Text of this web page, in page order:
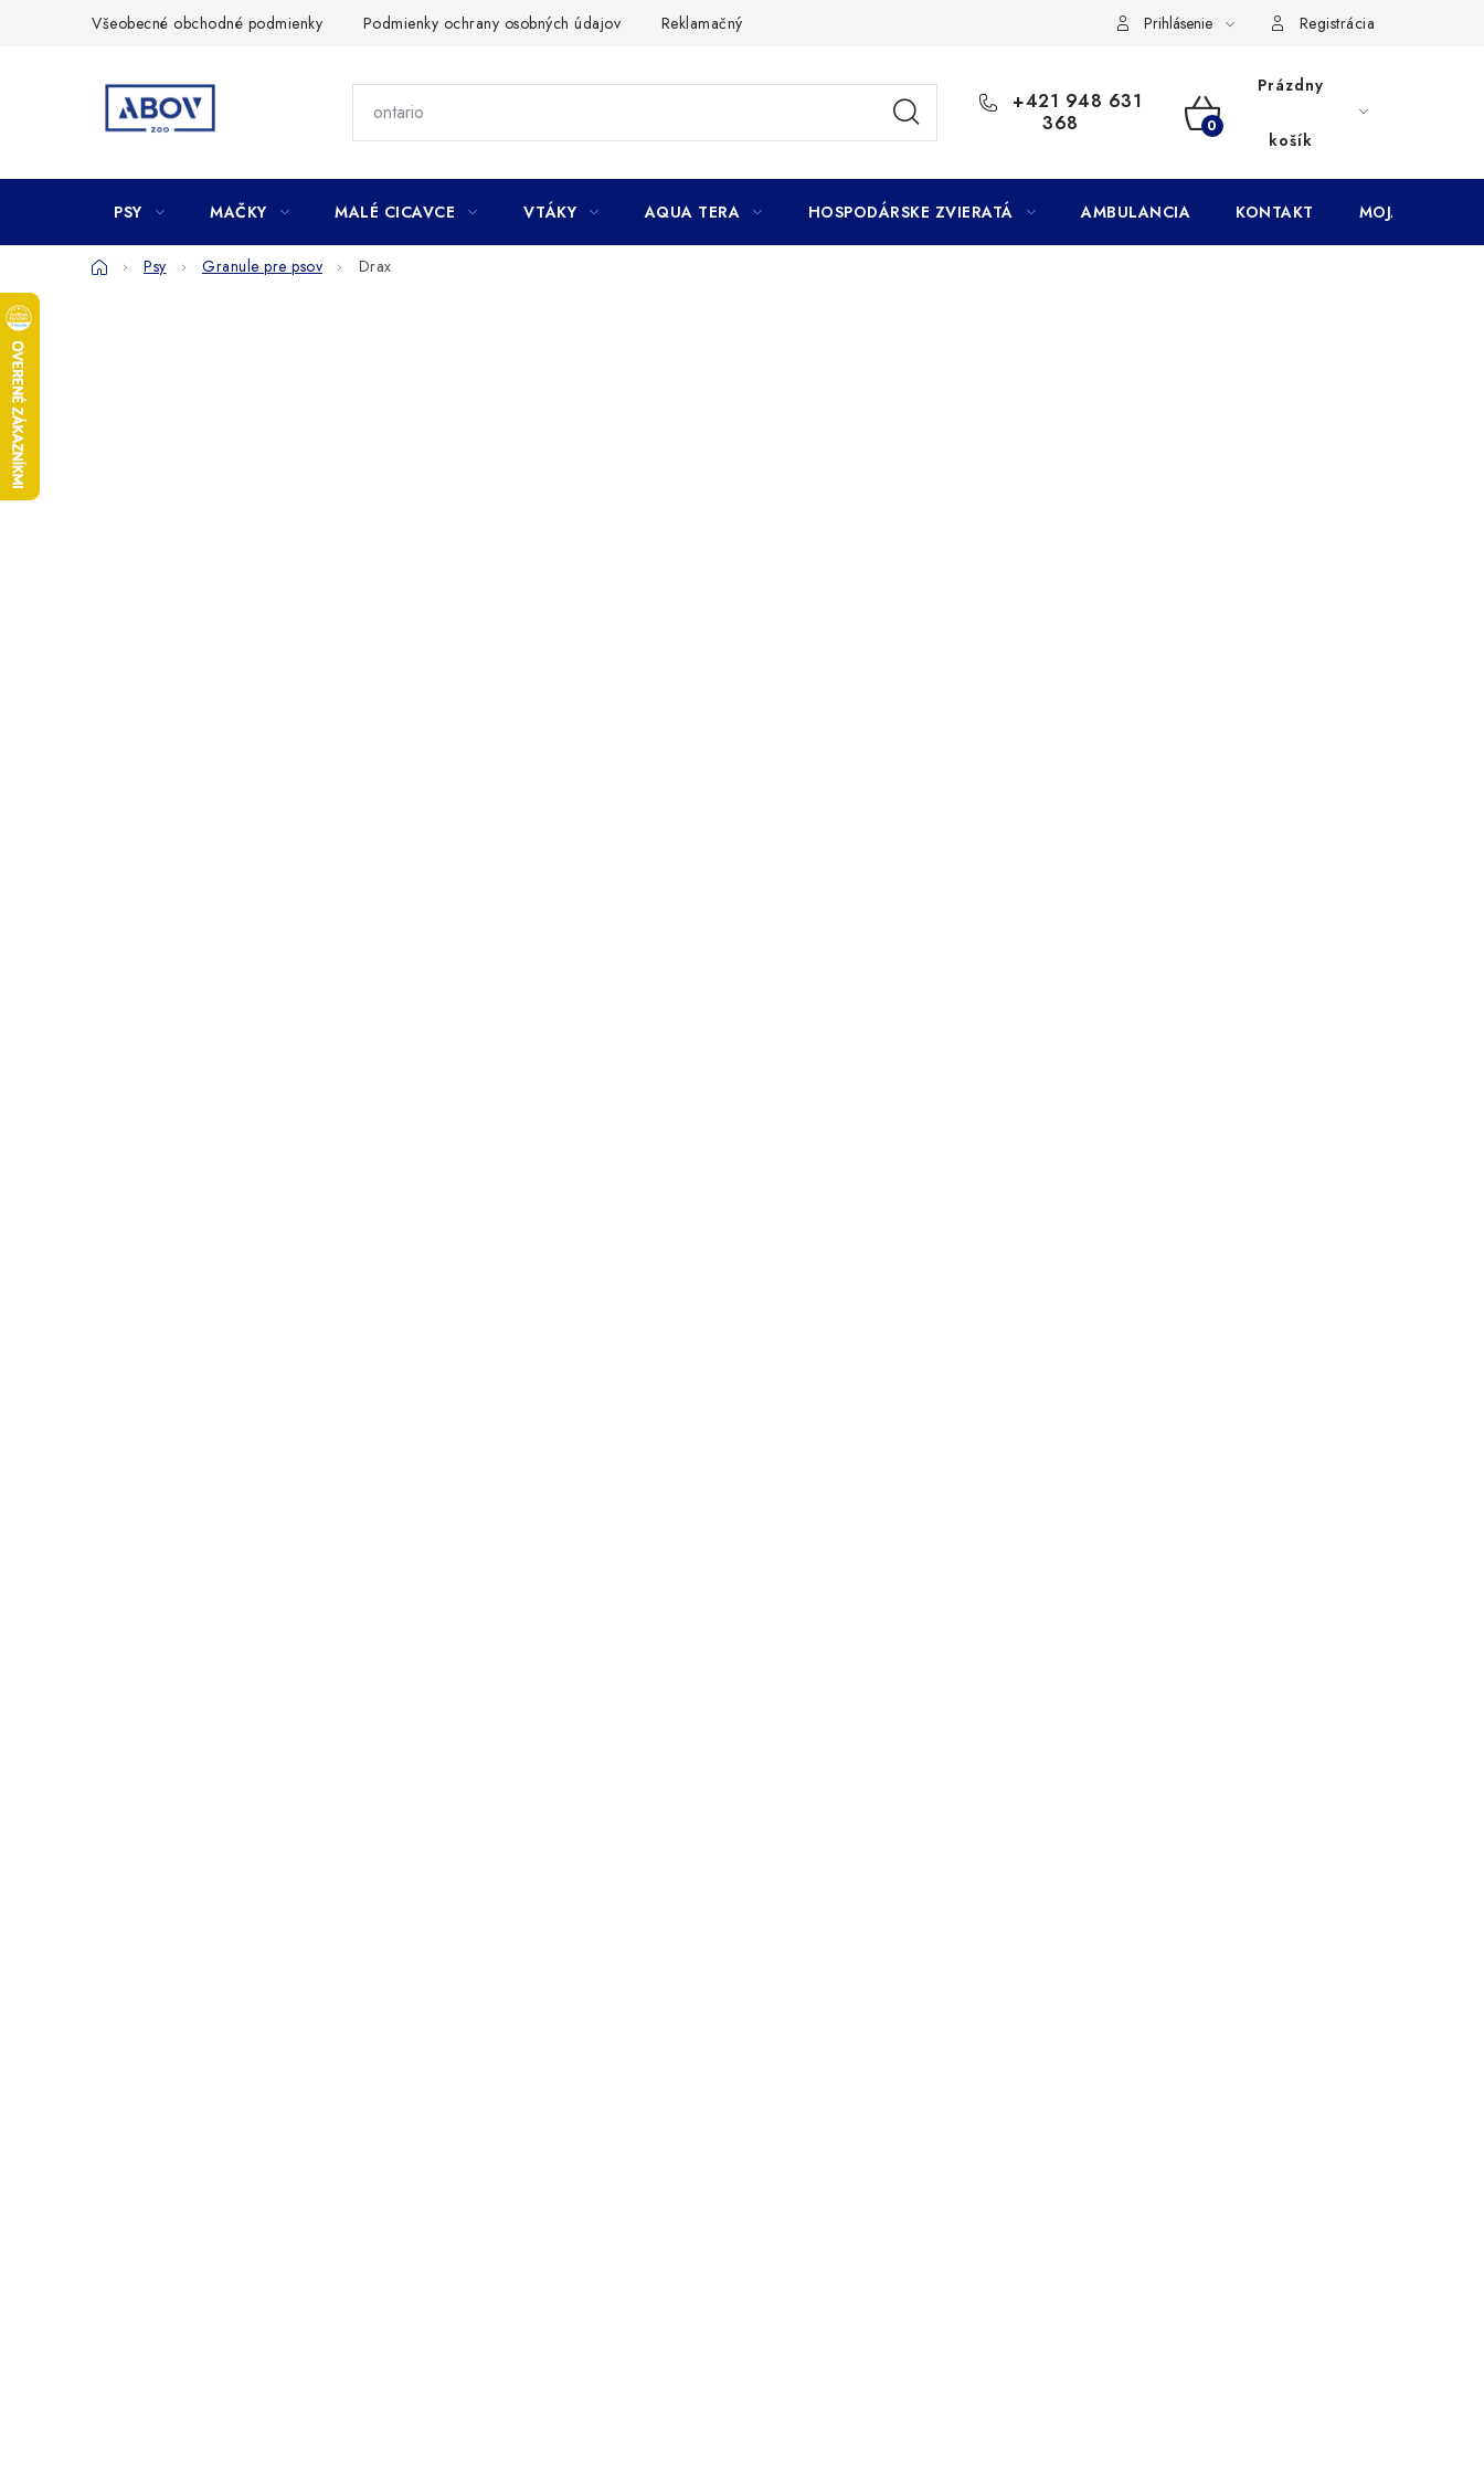
Všeobecné obchodné podmienky Podmienky ochrany osobných údajov Reklamačný poriadok Subory Cookies Vernostný program AbovZoo
Prihlásenie Registrácia
+421 948 631
368
NÁKUPNÝ
Prázdny
košík
PSY MAČKY MALÉ CICAVCE VTÁKY AQUA TERA HOSPODÁRSKE ZVIERATÁ AMBULANCIA KONTAKT MOJA
DomovPsy Granule pre psov Drax